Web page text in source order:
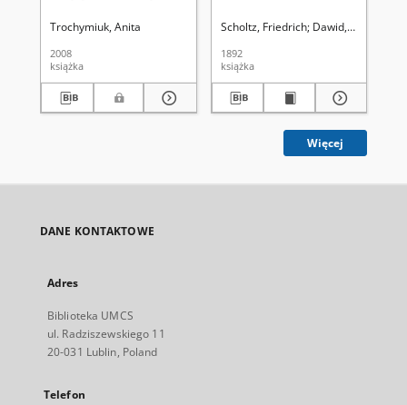
Trochymiuk, Anita
2008
książka
Scholtz, Friedrich Dawid, Jan
1892
książka
Więcej
DANE KONTAKTOWE
Adres
Biblioteka UMCS
ul. Radziszewskiego 11
20-031 Lublin, Poland
Telefon